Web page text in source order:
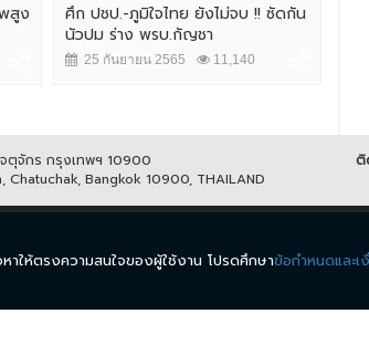
สูง
ศึก ปชป.-ภูมิใจไทย ยังไม่จบ !! ซัดกัน
นัวปม ร่าง พรบ.กัญชา
25 กันยายน 2565 11,140
ตุจักร กรุงเทพฯ 10900
Bangkok 10900, THAILAND
ติ
าให้ตรงความสนใจของผู้ใช้งาน โปรดศึกษาข้อกำหนดและเ